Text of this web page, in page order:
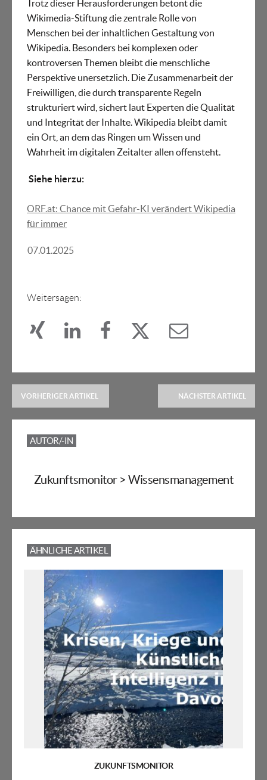
07.01.2025
Trotz dieser Herausforderungen betont die
Wikimedia-Stiftung die zentrale Rolle von
Menschen bei der inhaltlichen Gestaltung von
Wikipedia. Besonders bei komplexen oder
kontroversen Themen bleibt die menschliche
Perspektive unersetzlich. Die Zusammenarbeit der
Freiwilligen, die durch transparente Regeln
strukturiert wird, sichert laut Experten die Qualität
und Integrität der Inhalte. Wikipedia bleibt damit
ein Ort, an dem das Ringen um Wissen und
Wahrheit im digitalen Zeitalter allen offensteht.
Siehe hierzu:
ORF.at: Chance mit Gefahr-KI verändert Wikipedia
für immer
Weitersagen:
VORHERIGER ARTIKEL NÄCHSTER ARTIKEL
AUTOR/-IN
Zukunftsmonitor > Wissensmanagement
ÄHNLICHE ARTIKEL
ZUKUNFTSMONITOR